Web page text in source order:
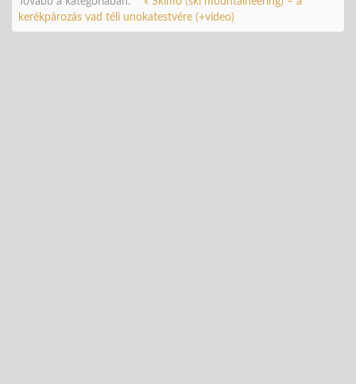
kerékpározás vad téli unokatestvére (+video)